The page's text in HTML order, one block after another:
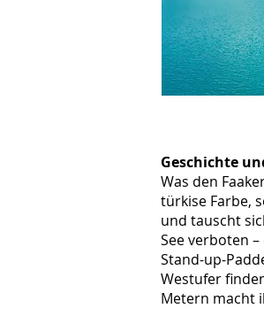
Geschichte
Was den
türkise Farbe,
und tauscht
See verboten
Stand-up-
Westufer
Metern macht